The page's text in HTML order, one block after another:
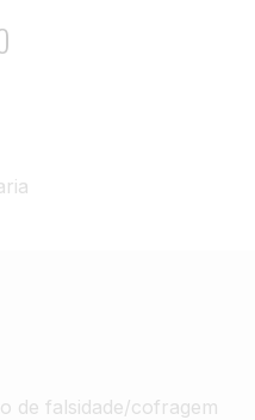
de falsidade/cofragem